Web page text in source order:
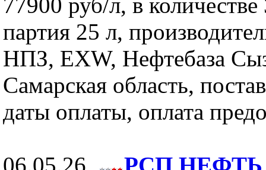
партия 25 л,
НПЗ, EXW, Нефтебаза
Самарская область,
даты оплаты, оплата
06.05.26,
РСП НЕФТЬ